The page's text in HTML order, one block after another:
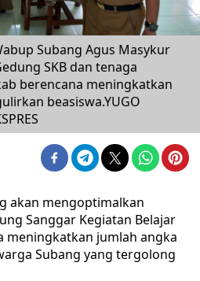
Subang Agus Masykur
SKB dan tenaga
berencana meningkatkan
beasiswa.YUGO
akan mengoptimalkan
Sanggar Kegiatan Belajar
meningkatkan jumlah angka
Subang yang tergolong